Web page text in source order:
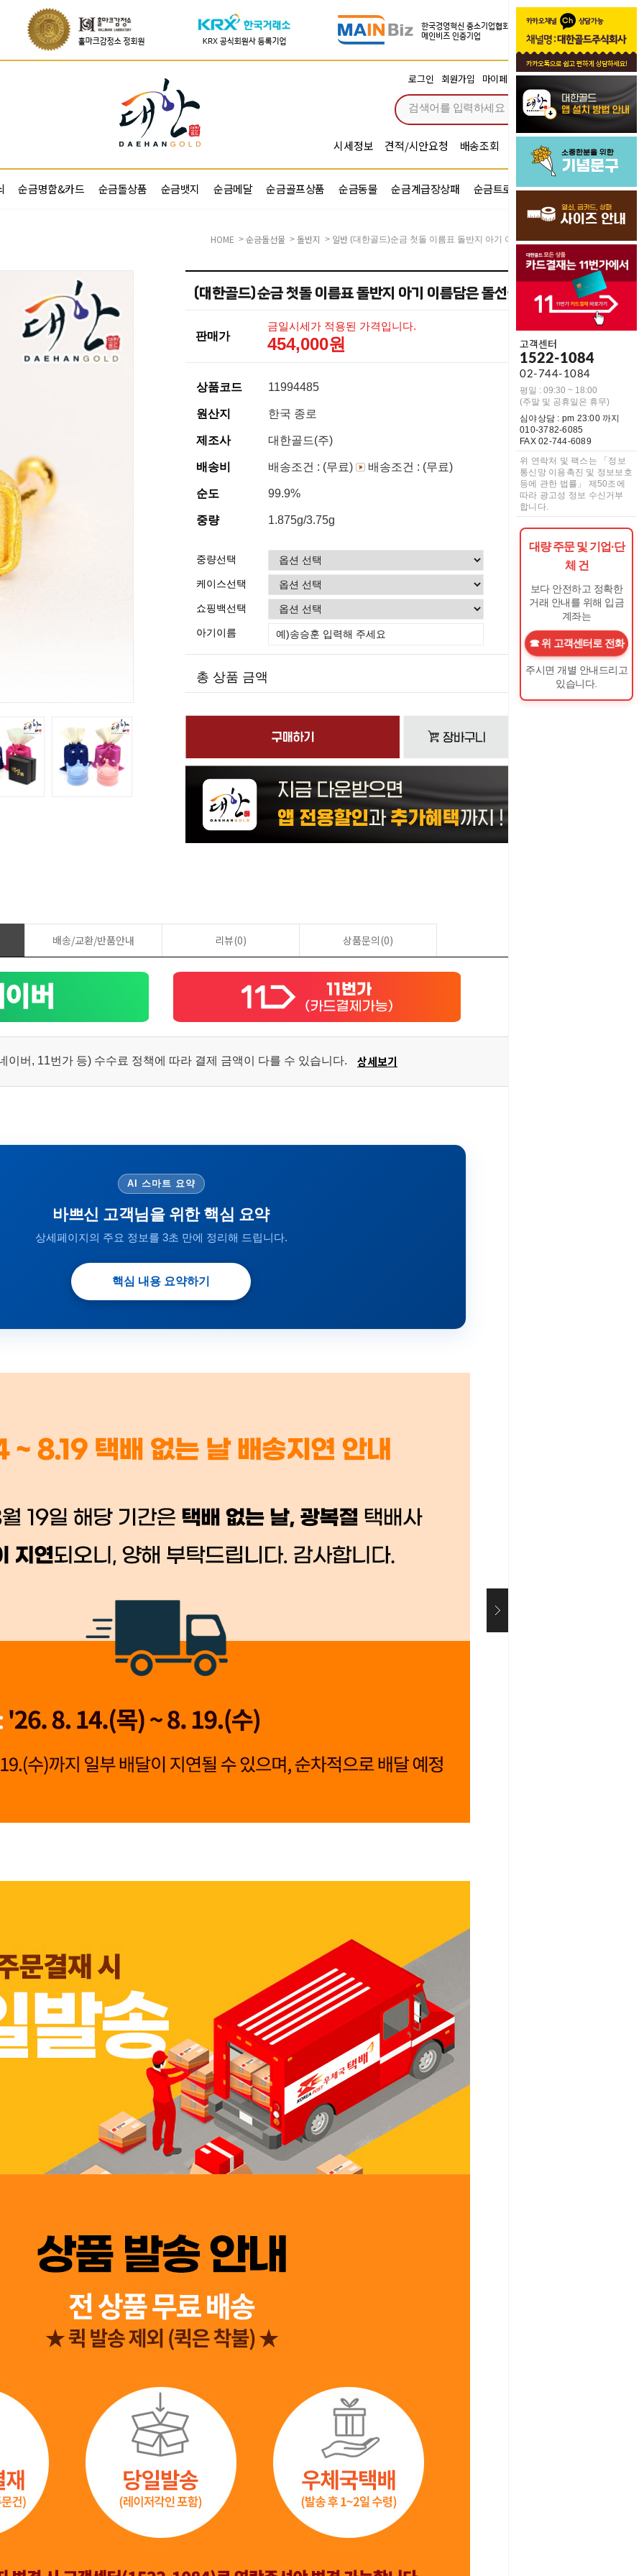
로그인 회원가입 마이페이지 주문조회 장바구니 0
시세정보 견적/시안요청 배송조회 시안확인 기념문구예문
순금명함&카드 순금돌상품 순금뱃지 순금메달 순금골프상품 순금동물 순금계급장상패 순금트로피 순금기업반지
고객센터
1522-1084
02-744-1084
평일 : 09:30 ~ 18:00
(주말 및 공휴일은 휴무)
심야상담 : pm 23:00 까지
010-3782-6085
FAX 02-744-6089
위 연락처 및 팩스는 「정보
통신망 이용촉진 및 정보보호
등에 관한 법률」 제50조에
따라 광고성 정보 수신거부
합니다.
대량 주문 및 기업·단
체 건
보다 안전하고 정확한
거래 안내를 위해 입금
계좌는
위 고객센터로 전화
주시면 개별 안내드리고
있습니다.
HOME > 순금돌선물 > 돌반지 > 일반 (대한골드)순금 첫돌 이름표 돌반지 아기 이름담은 돌선물 1.875g 3.75g
(대한골드)순금 첫돌 이름표 돌반지 아기 이름담은 돌선물 1.875g 3.75g
판매가
금일시세가 적용된 가격입니다.
454,000원
상품코드 11994485
원산지 한국 종로
제조사 대한골드(주)
배송비 배송조건 : (무료) 배송조건 : (무료)
순도 99.9%
중량 1.875g/3.75g
중량선택
케이스선택
쇼핑백선택
아기이름
총 상품 금액 0 원
배송/교환/반품안내 리뷰(0) 상품문의(0)
이버, 11번가 등) 수수료 정책에 따라 결제 금액이 다를 수 있습니다. 상세보기
AI 스마트 요약
바쁘신 고객님을 위한 핵심 요약
상세페이지의 주요 정보를 3초 만에 정리해 드립니다.
핵심 내용 요약하기
👍 네, 도움 됐어요 👎 아뇨, 아쉬워요